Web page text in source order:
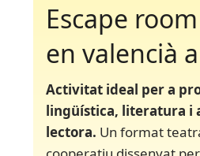
Escape
en valencià a
Activitat ideal per a
lingüística, literatura i
lectora. Un format